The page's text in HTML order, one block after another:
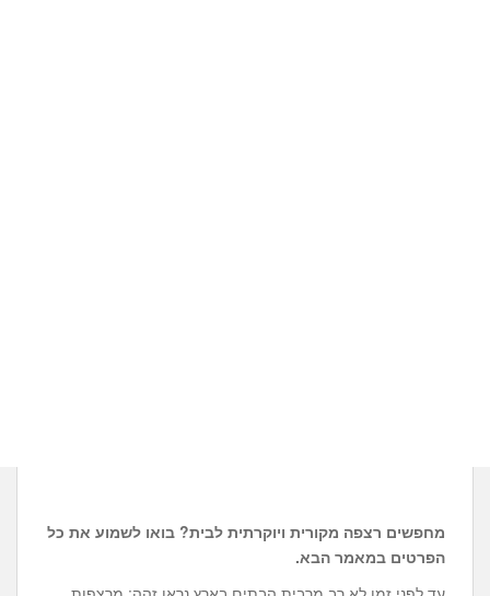
מחפשים רצפה מקורית ויוקרתית לבית? בואו לשמוע את כל
הפרטים במאמר הבא.